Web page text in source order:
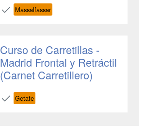
Massalfassar
Curso de Carretillas -
Madrid Frontal y Retráctil
(Carnet Carretillero)
Getafe